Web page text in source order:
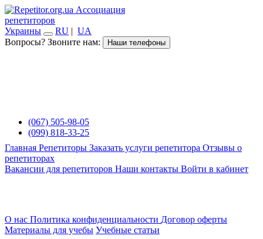
Ассоциация
репетиторов
Украины
RU | UA
Вопросы? Звоните нам:
Наши телефоны
(067) 505-98-05
(099) 818-33-25
Главная Репетиторы Заказать услуги репетитора Отзывы о
репетиторах
Вакансии для репетиторов Наши контакты Войти в кабинет
О нас Политика конфиденциальности Договор оферты
Материалы для учебы Учебные статьи